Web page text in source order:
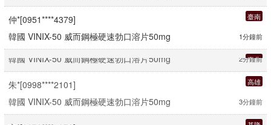
仲*[0951****4379]
1分鐘前
韓國 VINIX-50 威而鋼極硬速勃口溶片50mg
柳*[0978****4619]
韓國 VINIX-50 威而鋼極硬速勃口溶片50mg
新竹
符*[0998****4071]
韓國 VINIX-50 威而鋼極硬速勃口溶片50mg
韓國 VINIX-50 威而鋼極硬速勃口溶片50mg
朱*[0998****2101]
3分鐘前
韓國 VINIX-50 威而鋼極硬速勃口溶片50mg
方*[0978****4972]